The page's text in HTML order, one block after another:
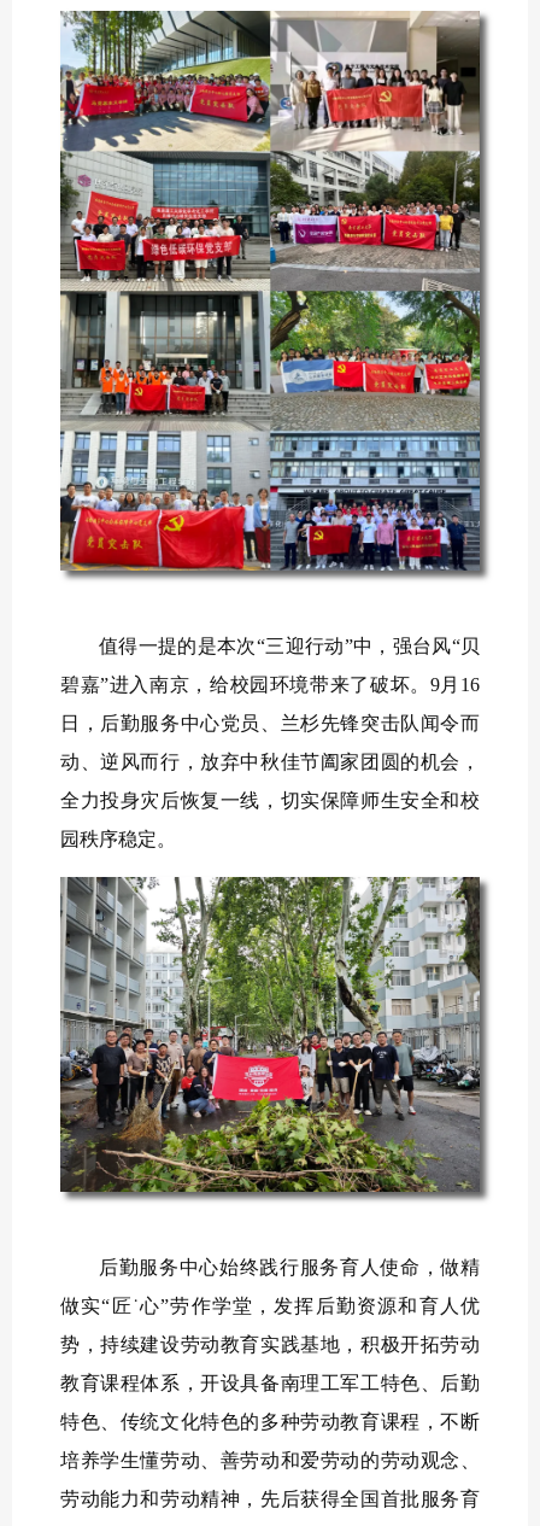
值得一提的是本次“三迎行动”中，强台风“贝
碧嘉”进入南京，给校园环境带来了破坏。9月16
日，后勤服务中心党员、兰杉先锋突击队闻令而
动、逆风而行，放弃中秋佳节阖家团圆的机会，
全力投身灾后恢复一线，切实保障师生安全和校
园秩序稳定。
后勤服务中心始终践行服务育人使命，做精
做实“匠˙心”劳作学堂，发挥后勤资源和育人优
势，持续建设劳动教育实践基地，积极开拓劳动
教育课程体系，开设具备南理工军工特色、后勤
特色、传统文化特色的多种劳动教育课程，不断
培养学生懂劳动、善劳动和爱劳动的劳动观念、
劳动能力和劳动精神，先后获得全国首批服务育